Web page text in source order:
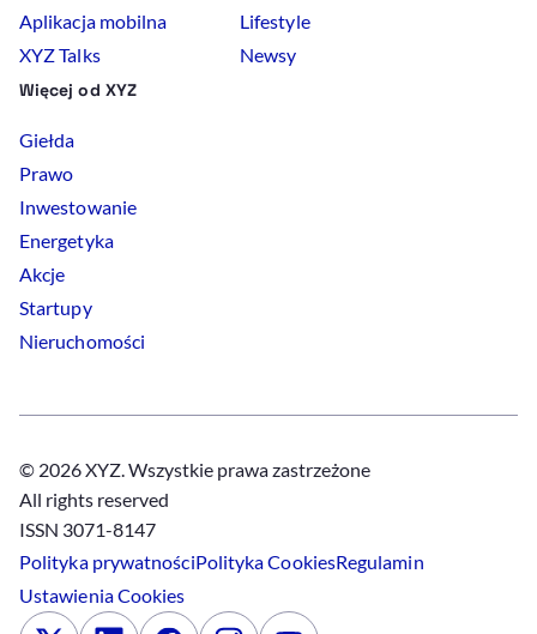
Aplikacja mobilna
XYZ Talks
Lifestyle
Newsy
Więcej od XYZ
Giełda
Prawo
Inwestowanie
Energetyka
Akcje
Startupy
Nieruchomości
© 2026 XYZ. Wszystkie prawa zastrzeżone
All rights reserved
ISSN 3071-8147
Polityka prywatnościPolitykaCookiesRegulamin
UstawieniaCookies